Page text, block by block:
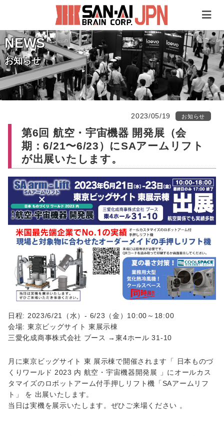
NEWS
お知らせ
2023/05/19 お知らせ
第6回 航空・宇宙機器 開発展（会
期：6/21〜6/23）にSAアームリフト
が出展いたします。
日程: 2023/6/21（水）- 6/23（金）10:00～18:00
会場: 東京ビッグサイト 東展示棟
三愛化成商事株式会社 ブース →東4ホール 31-10
月に東京ビッグサイト 東 展示棟で開催されます「 日本ものづ
くりワールド 2023 内 航空・宇宙機器開発展 」にオールカス
タマイズのロボットアーム付手押しリフト機「SAアームリフ
ト」 を 出展いたします。
当日は実機を展示いたします。ぜひご来場ください 。